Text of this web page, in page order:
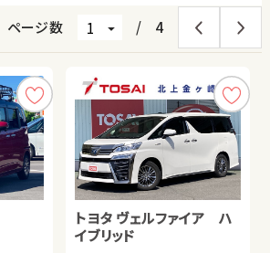
ページ数 / 4
トヨタ ヴェルファイア ハ
イブリッド
トヨタ アルファード ハイ
ブリッド
ホンダ Ｎ ＢＯＸ
ダイハツ タント